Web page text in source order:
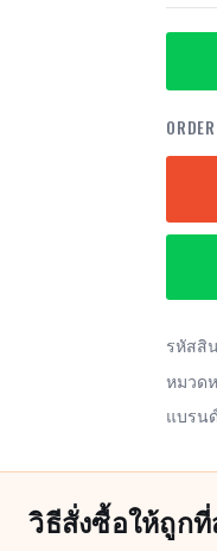
รหัสสิ
หมวด
แบรน
วิธีสั่งซื้อให้ถูก